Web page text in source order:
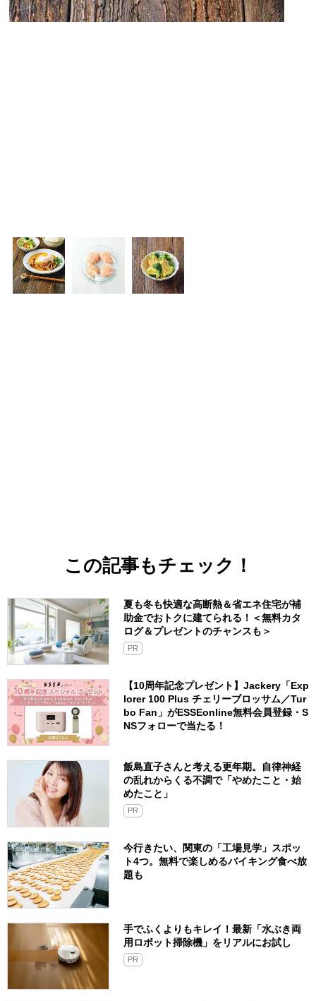
この記事もチェック！
夏も冬も快適な高断熱＆省エネ住宅が補
助金でおトクに建てられる！＜無料カタ
ログ＆プレゼントのチャンスも＞
PR
【10周年記念プレゼント】Jackery「Exp
lorer 100 Plus チェリーブロッサム／Tur
bo Fan」がESSEonline無料会員登録・S
NSフォローで当たる！
飯島直子さんと考える更年期。自律神経
の乱れからくる不調で「やめたこと・始
めたこと」
PR
今行きたい、関東の「工場見学」スポッ
ト4つ。無料で楽しめるバイキング食べ放
題も
手でふくよりもキレイ！最新「水ぶき両
用ロボット掃除機」をリアルにお試し
PR